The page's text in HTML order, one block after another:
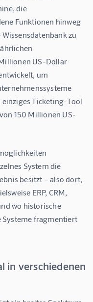
die
Funktionen hinweg
zu
US-Dollar
um
einziges Ticketing-Tool
150 Millionen US-
System die
besitzt – also dort,
ERP, CRM,
wo historische
Systeme fragmentiert
in verschiedenen